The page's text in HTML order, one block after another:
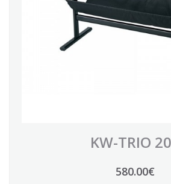
KW-TRIO
580.00€